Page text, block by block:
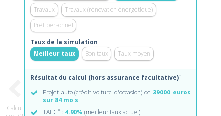
Calcul
Travaux
Travaux (rénovation énergétique)
Prêt personnel
Taux de la simulation
Meilleur taux
Bon taux Taux moyen
Résultat du calcul (hors assurance facultative)*
Projet auto (crédit voiture d'occasion) de 39000 euros
sur 84 mois
TAEG* : 4.90% (meilleur taux actuel)